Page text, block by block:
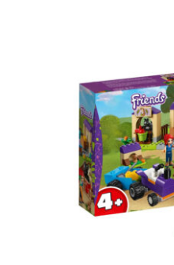
علاقه
مندی